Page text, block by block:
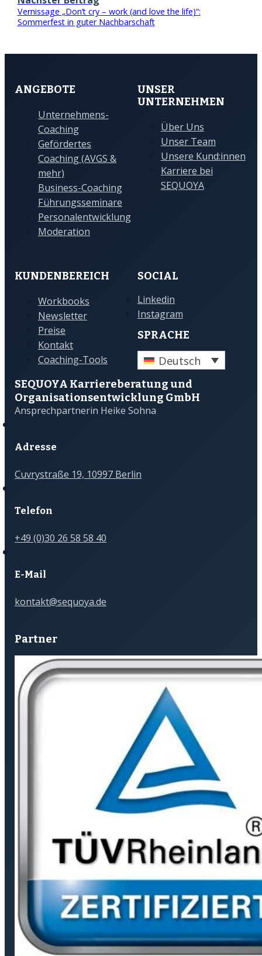
Vernissage „Don’t cry – work (and love the life)“:
Sommerfest in guter Nachbarschaft
ANGEBOTE
Unternehmens-
Coaching
Gefördertes
Coaching (AVGS &
mehr)
Business-Coaching
Führungsseminare
Personalentwicklung
Moderation
UNSER
UNTERNEHMEN
Über Uns
Unser Team
Unsere Kund:innen
Karriere bei
SEQUOYA
KUNDENBEREICH
Workbooks
Newsletter
Preise
Kontakt
Coaching-Tools
SOCIAL
Linkedin
Instagram
SPRACHE
Deutsch
SEQUOYA Karriere­­beratung und
Organisations­­entwicklung GmbH
Ansprechpartnerin Heike Sohna
Adresse
Cuvrystraße 19, 10997 Berlin
Telefon
+49 (0)30 26 58 58 40
E-Mail
kontakt@sequoya.de
Partner